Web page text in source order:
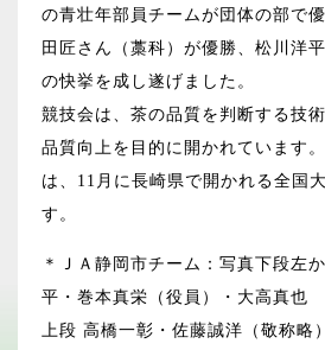
の青壮年部員チームが団体の部で
田匠さん（藁科）が優勝、松川洋
の快挙を成し遂げました。
競技会は、茶の品質を判断する技
品質向上を目的に開かれています
は、11月に長崎県で開かれる全国
す。
＊ＪＡ静岡市チーム：写真下段左
平・巻本真栄（役員）・大高真也
上段 高橋一彰・佐藤誠洋（敬称略）